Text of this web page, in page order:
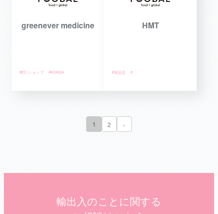
greenever medicine
#EC-ショップ #KOREA
HMT
#未設定 #
1 2 ›
輸出入のことに関する